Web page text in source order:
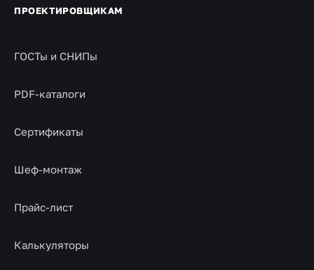
ПРОЕКТИРОВЩИКАМ
ГОСТы и СНИПы
PDF-каталоги
Сертификаты
Шеф-монтаж
Прайс-лист
Калькуляторы